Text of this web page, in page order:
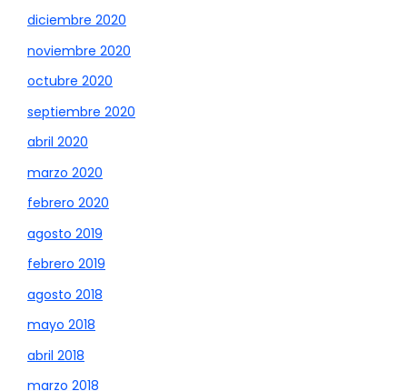
diciembre 2020
noviembre 2020
octubre 2020
septiembre 2020
abril 2020
marzo 2020
febrero 2020
agosto 2019
febrero 2019
agosto 2018
mayo 2018
abril 2018
marzo 2018